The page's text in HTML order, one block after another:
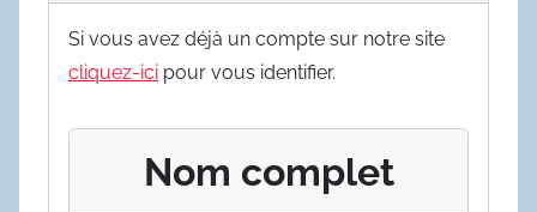
Si vous avez déjà un compte sur notre site
cliquez-ici pour vous identifier.
Nom complet